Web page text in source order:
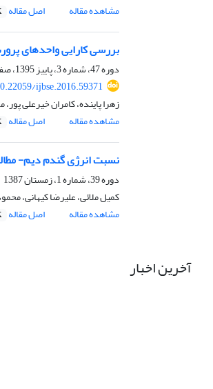
مشاهده مقاله
اصل مقاله
بررسی کارایی واحدهای
دوره 47، شماره 3، پاییز 1395، صفحه
ijbse.2016.59371
زهرا پاینده، کامران خیرعلی
مشاهده مقاله
اصل مقاله
نسبت انرژی گندم دیم-
دوره 39، شماره 1، زمستان 1387
کمیل ملائی، علیرضا کیهانی،
مشاهده مقاله
اصل مقاله
آخرین اخبار